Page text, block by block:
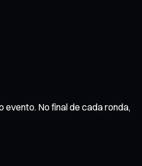
No final de cada ronda,